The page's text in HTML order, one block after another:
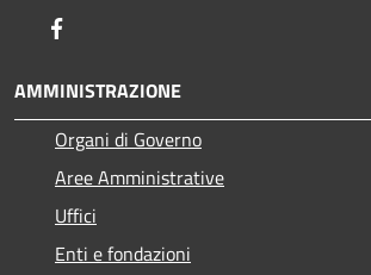
AMMINISTRAZIONE
Organi di Governo
Aree Amministrative
Uffici
Enti e fondazioni